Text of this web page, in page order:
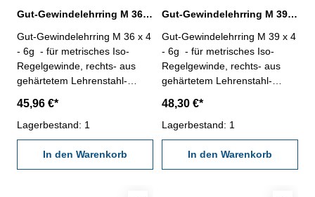
Gut-Gewindelehrring M 36 x 4 - 6g DIN 13
Gut-Gewindelehrring M 36 x 4
- 6g - für metrisches Iso-
Regelgewinde, rechts- aus
gehärtetem Lehrenstahl-
Nennmaß: M 36 x 4
45,96 €*
Lagerbestand: 1
In den Warenkorb
Gut-Gewindelehrring M 39 x 4 - 6g DIN 13
Gut-Gewindelehrring M 39 x 4
- 6g - für metrisches Iso-
Regelgewinde, rechts- aus
gehärtetem Lehrenstahl-
Nennmaß: M 39 x 4
48,30 €*
Lagerbestand: 1
In den Warenkorb